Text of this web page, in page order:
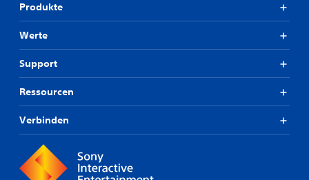
Produkte
Werte
Support
Ressourcen
Verbinden